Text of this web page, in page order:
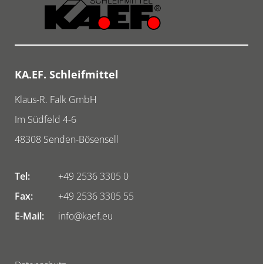
KA.EF. Schleifmittel
Klaus-R. Falk GmbH
Im Südfeld 4-6
48308 Senden-Bösensell
Tel:
+49 2536 3305 0
Fax:
+49 2536 3305 55
E-Mail:
info@kaef.eu